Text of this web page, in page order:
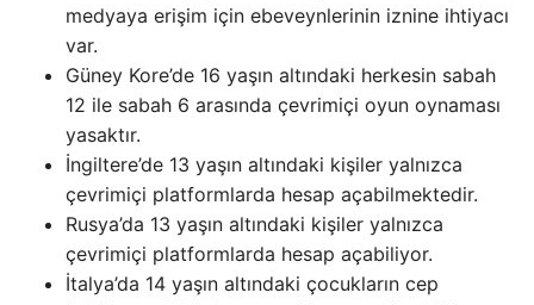
medyaya erişim için ebeveynlerinin iznine ihtiyacı
var.
Güney Kore’de 16 yaşın altındaki herkesin sabah
12 ile sabah 6 arasında çevrimiçi oyun oynaması
yasaktır.
İngiltere’de 13 yaşın altındaki kişiler yalnızca
çevrimiçi platformlarda hesap açabilmektedir.
Rusya’da 13 yaşın altındaki kişiler yalnızca
çevrimiçi platformlarda hesap açabiliyor.
İtalya’da 14 yaşın altındaki çocukların cep